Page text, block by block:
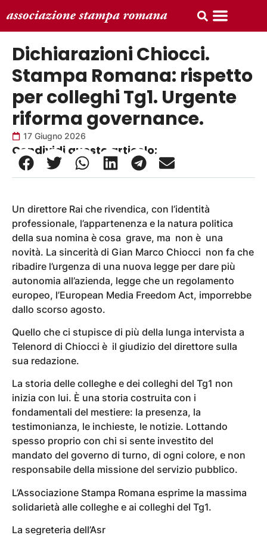
Dichiarazioni Chiocci.
Stampa Romana: rispetto
per colleghi Tg1. Urgente
riforma governance.
17 Giugno 2026
Condividi questo articolo:
Un direttore Rai che rivendica, con l’identità
professionale, l’appartenenza e la natura politica
della sua nomina è cosa grave, ma non è una
novità. La sincerità di Gian Marco Chiocci non fa che
ribadire l’urgenza di una nuova legge per dare più
autonomia all’azienda, legge che un regolamento
europeo, l’European Media Freedom Act, imporrebbe
dallo scorso agosto.
Quello che ci stupisce di più della lunga intervista a
Telenord di Chiocci è il giudizio del direttore sulla
sua redazione.
La storia delle colleghe e dei colleghi del Tg1 non
inizia con lui. È una storia costruita con i
fondamentali del mestiere: la presenza, la
testimonianza, le inchieste, le notizie. Lottando
spesso proprio con chi si sente investito del
mandato del governo di turno, di ogni colore, e non
responsabile della missione del servizio pubblico.
L’Associazione Stampa Romana esprime la massima
solidarietà alle colleghe e ai colleghi del Tg1.
La segreteria dell’Asr